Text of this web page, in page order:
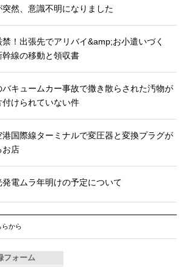
突然、意識不明になりました
禁！出張先でアリバイ&amp;お小遣いづく
線の移動と領収書
バキュームカー事故で撒き散らされた汚物が
付けられていない件
港国際線ターミナルで変圧器と変換プラグが
お店
発電ムラ年明けの予定について
らから
フォーム